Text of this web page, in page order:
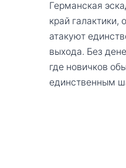
Германская
край
атакуют
выхода. Без
где новичков
единственным